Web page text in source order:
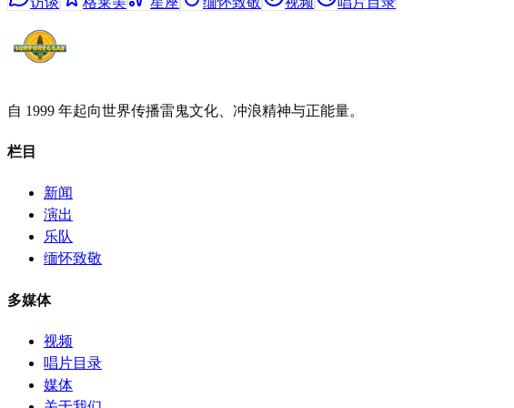
自 1999 年起向世界传播雷鬼文化、冲浪精神与正能量。
栏目
新闻
演出
乐队
缅怀致敬
多媒体
视频
唱片目录
媒体